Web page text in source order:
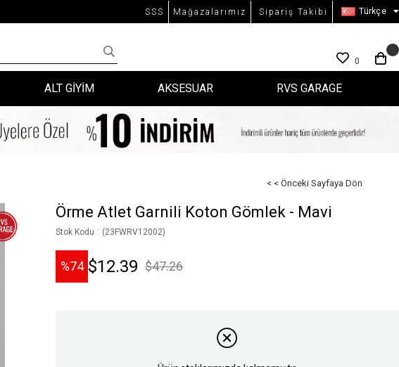
SSS Mağazalarımız Sipariş Takibi Türkçe
0
ALT GİYİM AKSESUAR RVS GARAGE
< < Önceki Sayfaya Dön
Örme Atlet Garnili Koton Gömlek - Mavi
Stok Kodu (23FWRV12002)
74 $47.26
$12.39